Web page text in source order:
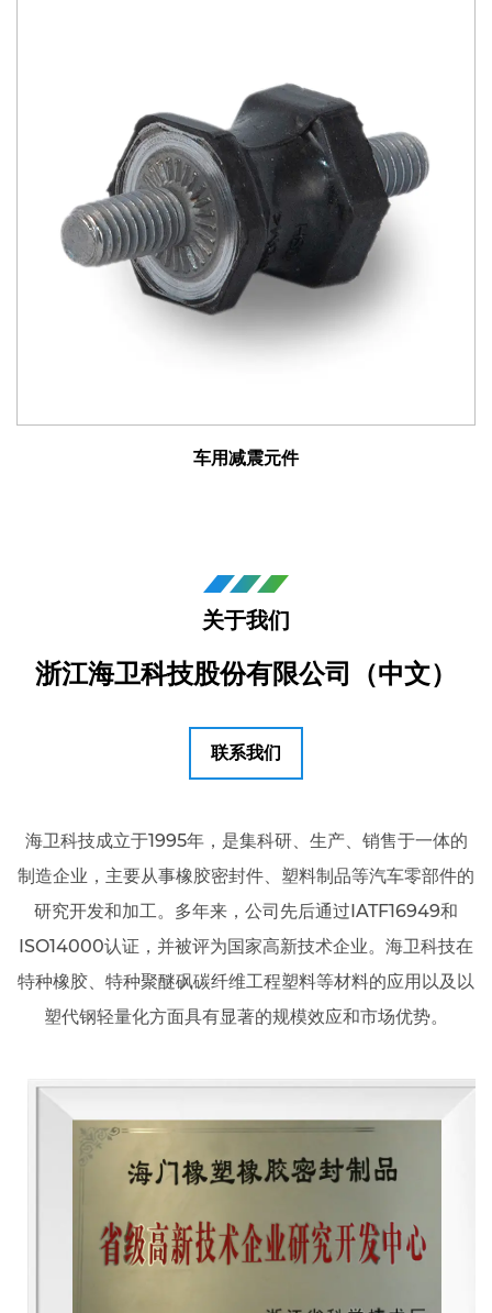
车用减震元件
关于我们
浙江海卫科技股份有限公司（中文）
联系我们
海卫科技成立于1995年，是集科研、生产、销售于一体的
制造企业，主要从事橡胶密封件、塑料制品等汽车零部件的
研究开发和加工。多年来，公司先后通过IATF16949和
ISO14000认证，并被评为国家高新技术企业。海卫科技在
特种橡胶、特种聚醚砜碳纤维工程塑料等材料的应用以及以
塑代钢轻量化方面具有显著的规模效应和市场优势。